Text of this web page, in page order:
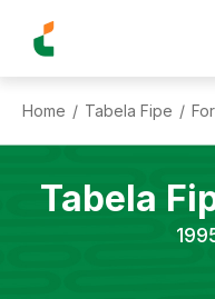
Home / Tabela Fipe /
Tabela